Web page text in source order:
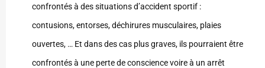
confrontés à des situations d’accident sportif :
contusions, entorses, déchirures musculaires, plaies
ouvertes, … Et dans des cas plus graves, ils pourraient être
confrontés à une perte de conscience voire à un arrêt